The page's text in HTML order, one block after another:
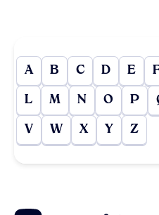
A B C D E
L M N O P
V W X Y Z